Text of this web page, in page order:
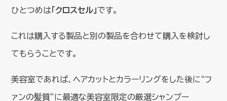
ひとつめは 「クロスセル」です。
これは購入する製品と別の製品を合わせて購入を検討し
てもらうことです。
美容室であれば、ヘアカットとカラーリングをした後に“フ
ァンの髪質”に最適な美容室限定の厳選シャンプー